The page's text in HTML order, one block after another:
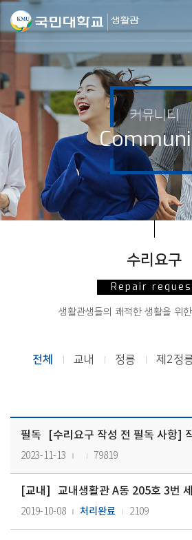
커뮤니티
수리요구
Repair
생활관생들의 쾌적한 생활을 위
전체 교내 정릉 제2정
필독
2023-11-13 79819
[교내 ] 교내생활관 A동 205호 3번
2019-10-08 처리완료 2109